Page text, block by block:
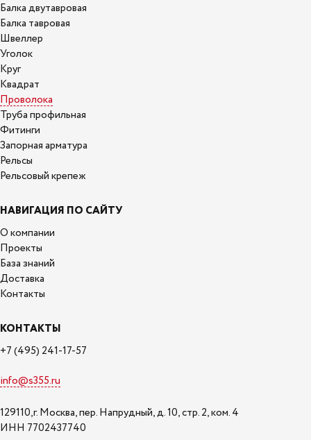
Балка двутавровая
Балка тавровая
Швеллер
Уголок
Круг
Квадрат
Проволока
Труба профильная
Фитинги
Запорная арматура
Рельсы
Рельсовый крепеж
НАВИГАЦИЯ ПО САЙТУ
О компании
Проекты
База знаний
Доставка
Контакты
КОНТАКТЫ
+7 (495) 241-17-57
info@s355.ru
129110,г. Москва, пер. Напрудный, д. 10, стр. 2, ком. 4
ИНН 7702437740